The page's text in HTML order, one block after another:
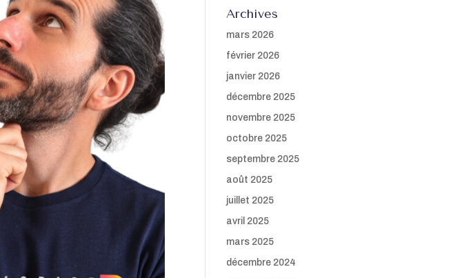
Archives
mars 2026
février 2026
janvier 2026
décembre 2025
novembre 2025
octobre 2025
septembre 2025
août 2025
juillet 2025
avril 2025
mars 2025
décembre 2024